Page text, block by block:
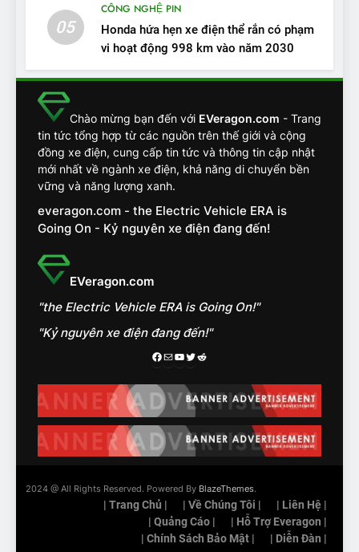
ĐÁNH GIÁ XE
Chuyên gia tiết lộ bài test
đối về an toàn trên VinFast
VF8
ĐÁNH GIÁ XE
14
VinFast VF7 đang bỏ xa
như thế nào?
ĐÁNH GIÁ XE
15
‘cảnh vệ’ ADAS, ‘trợ lý’ ViVi
trên ngàn dặm đường
CÔNG NGHỆ AI, TỰ LÁI, ADAS,
ROBOTAXI
ĐÁNH GIÁ XE
Chọn VinFast VF8 hay Santa
Fe, Fortuner ?
ĐÁNH GIÁ XE
Đánh giá nhanh Vinfast VF5
vừa ra mắt tại Việt Nam – có
gì đấu với đối thủ?
ĐÁNH GIÁ XE
05
CÔNG NGHỆ PIN
Honda hứa hẹn xe điện thể rắn có phạm
vi hoạt động 998 km vào năm 2030
Chào mừng bạn đến với EVeragon.com - Trang
tin tức tổng hợp từ các nguồn trên thế giới và cộng
đồng xe điện, cung cấp tin tức và thông tin cập nhật
mới nhất về ngành xe điện, khả năng di chuyển bền
vững và năng lượng xanh.
everagon.com - the Electric Vehicle ERA is
Going On - Kỷ nguyên xe điện đang đến!
EVeragon.com
"the Electric Vehicle ERA is Going On!"
"Kỷ nguyên xe điện đang đến!"
Facebook
MailYoutube
Twitter
2024 @ All Rights Reserved. Powered By BlazeThemes.
| Trang Chủ | | Về Chúng Tôi |
| Liên Hệ |
| Quảng Cáo |
| Hỗ Trợ Everagon |
| Chính Sách Bảo Mật |
| Diễn Đàn |